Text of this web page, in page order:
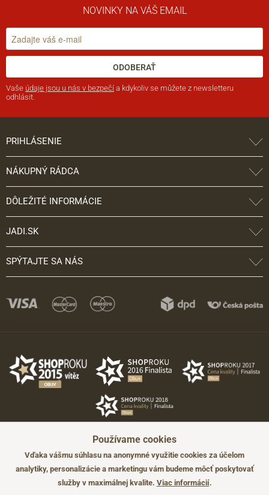
NOVINKY NA VÁŠ EMAIL
ODOBERAŤ
Vaše údaje jsou u nás v bezpečí a kdykoliv se můžete z newsletteru
odhlásit.
PRIHLÁSENIE
NÁKUPNÝ RÁDCA
DÔLEŽITÉ INFORMÁCIE
JADI.SK
SPÝTAJTE SA NÁS
Používame cookies
Vďaka vášmu súhlasu na anonymné využitie cookies za účelom
analytiky, personalizácie a marketingu vám budeme môcť poskytovať
služby v maximálnej kvalite. Viac informácií.